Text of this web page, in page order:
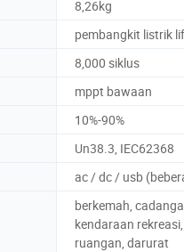
8,26kg
pembangkit listrik
8,000 siklus
mppt bawaan
10%-90%
Un38.3, IEC62368
ac / dc / usb
berkemah,
kendaraan
ruangan, darurat